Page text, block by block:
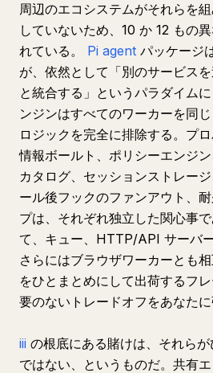
周辺のエコシステムがそれらを
していないため、10 か 12 もの
れている。 Pi agent パッケージ
が、依然として「別のサービス
と統合する」というパラダイム
ンジンはすべてのワーカーを同
ロジックを完全に排除する。プ
情報ボールト、ポリシーエンジ
カタログ、セッションストレー
ール後フックのファンアウト、
プは、それぞれ独立した関心事
て、キュー、HTTP/API サーバ
さらにはブラウザワーカーとも
をひとまとめにして出荷するフ
要のないトレードオフをあなたに
iii の根底にある賭けは、それら
ではない、というものだ。共有